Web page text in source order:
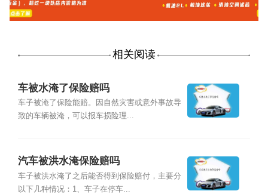
相关阅读
车被水淹了保险赔吗
车子被淹了保险能赔。因自然灾害或意外事故导
致的车辆被淹，可以报车损险理...
汽车被洪水淹保险赔吗
车子被洪水淹了之后能否得到保险赔付，主要分
以下几种情况：1、车子在停车...